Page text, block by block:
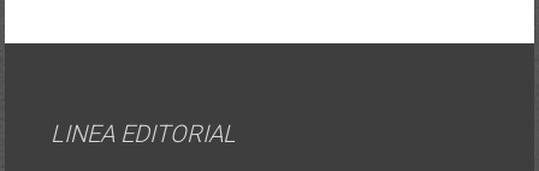
LINEA EDITORIAL